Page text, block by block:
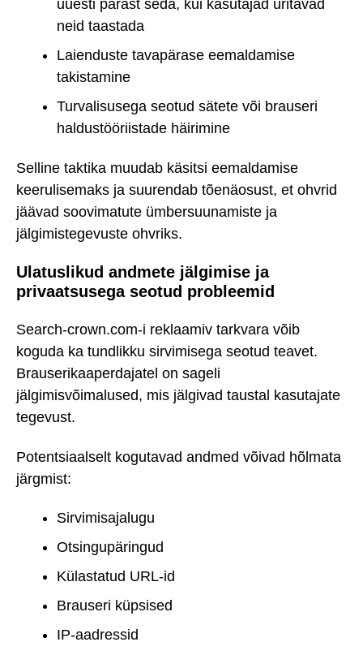
uuesti pärast seda, kui kasutajad üritavad
neid taastada
Laienduste tavapärase eemaldamise
takistamine
Turvalisusega seotud sätete või brauseri
haldustööriistade häirimine
Selline taktika muudab käsitsi eemaldamise
keerulisemaks ja suurendab tõenäosust, et ohvrid
jäävad soovimatute ümbersuunamiste ja
jälgimistegevuste ohvriks.
Ulatuslikud andmete jälgimise ja
privaatsusega seotud probleemid
Search-crown.com-i reklaamiv tarkvara võib
koguda ka tundlikku sirvimisega seotud teavet.
Brauserikaaperdajatel on sageli
jälgimisvõimalused, mis jälgivad taustal kasutajate
tegevust.
Potentsiaalselt kogutavad andmed võivad hõlmata
järgmist:
Sirvimisajalugu
Otsingupäringud
Külastatud URL-id
Brauseri küpsised
IP-aadressid